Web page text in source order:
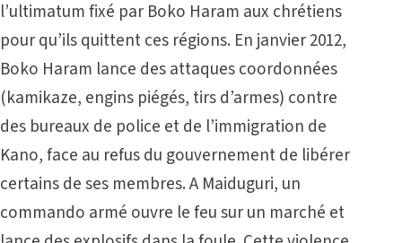
l’ultimatum fixé par Boko Haram aux chrétiens
pour qu’ils quittent ces régions. En janvier 2012,
Boko Haram lance des attaques coordonnées
(kamikaze, engins piégés, tirs d’armes) contre
des bureaux de police et de l’immigration de
Kano, face au refus du gouvernement de libérer
certains de ses membres. A Maiduguri, un
commando armé ouvre le feu sur un marché et